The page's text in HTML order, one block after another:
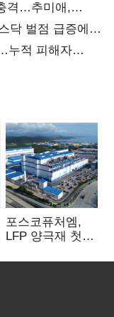
격…추미애,
닥 벌점 급증에
누적 피해자
포스코퓨처엠,
LFP 양극재 첫
ESS 시장 공략